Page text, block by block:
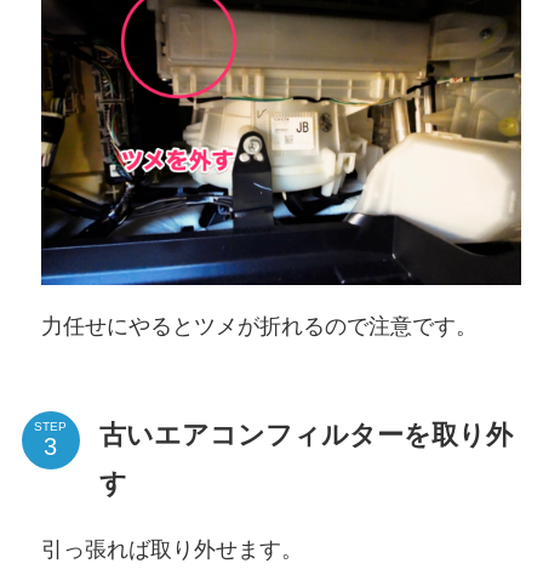
力任せにやるとツメが折れるので注意です。
STEP
古いエアコンフィルターを取り外
す
引っ張れば取り外せます。